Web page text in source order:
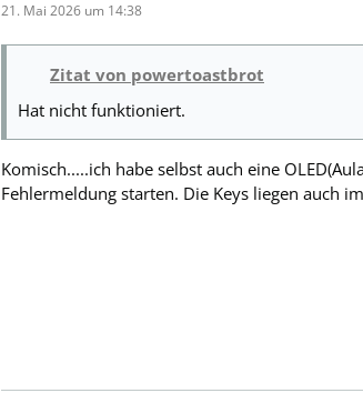
21. Mai 2026 um 14:38
Zitat von powertoastbrot
Hat nicht funktioniert.
Komisch.....ich habe selbst auch eine
Fehlermeldung starten. Die Keys liegen auch